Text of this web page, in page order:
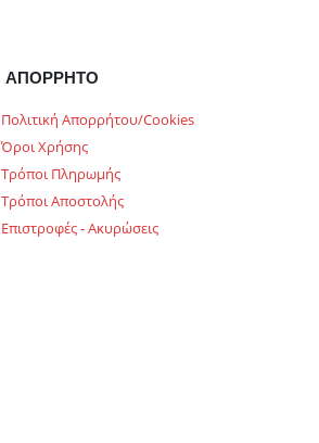
ΑΠΟΡΡΗΤΟ
Πολιτική Απορρήτου/Cookies
Όροι Χρήσης
Τρόποι Πληρωμής
Τρόποι Αποστολής
Επιστροφές - Ακυρώσεις